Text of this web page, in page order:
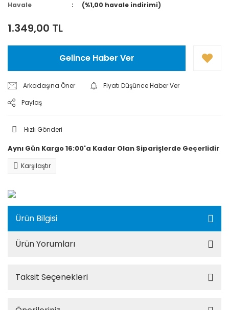
Havale
(%1,00 havale indirimi)
1.349,00 TL
Gelince Haber Ver
Arkadaşına Öner
Fiyatı Düşünce Haber Ver
Paylaş
Hızlı Gönderi
Aynı Gün Kargo 16:00'a Kadar Olan Siparişlerde Geçerlidir
Karşılaştır
Ürün Bilgisi
Ürün Yorumları
Taksit Seçenekleri